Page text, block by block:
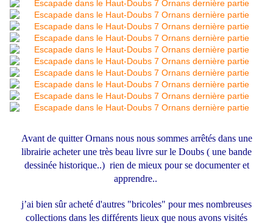
Avant de quitter Ornans nous nous sommes arrêtés dans une
librairie acheter une très beau livre sur le Doubs ( une bande
dessinée historique..) rien de mieux pour se documenter et
apprendre..
j’ai bien sûr acheté d'autres "bricoles" pour mes nombreuses
collections dans les différents lieux que nous avons visités